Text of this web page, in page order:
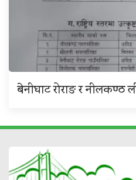
बेनीघाट रोराङ र नीलकण्ठ